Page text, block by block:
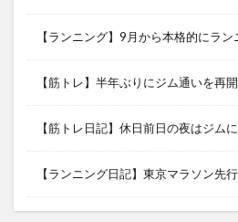
【ランニング】9月から本格的にラ
【筋トレ】半年ぶりにジム通いを再開
【筋トレ日記】休日前日の夜はジム
【ランニング日記】東京マラソン先